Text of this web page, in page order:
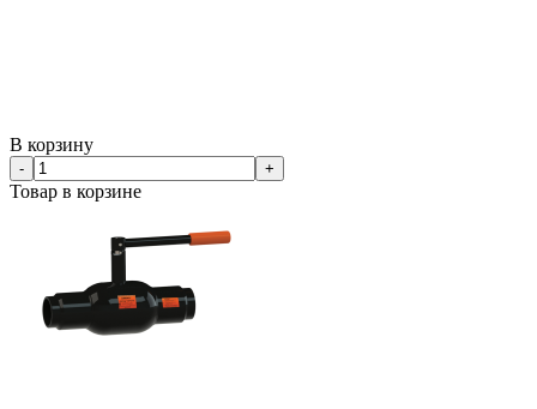
В корзину
- +
Товар в корзине